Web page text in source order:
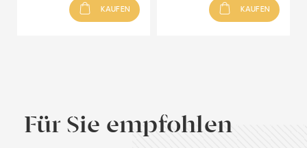
KAUFEN KAUFEN
Für Sie empfohlen